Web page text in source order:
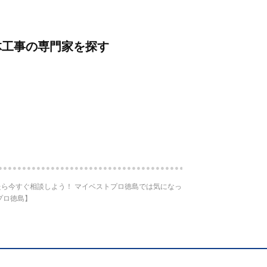
事の専門家を探す
今すぐ相談しよう！ マイベストプロ徳島では気になっ
徳島】